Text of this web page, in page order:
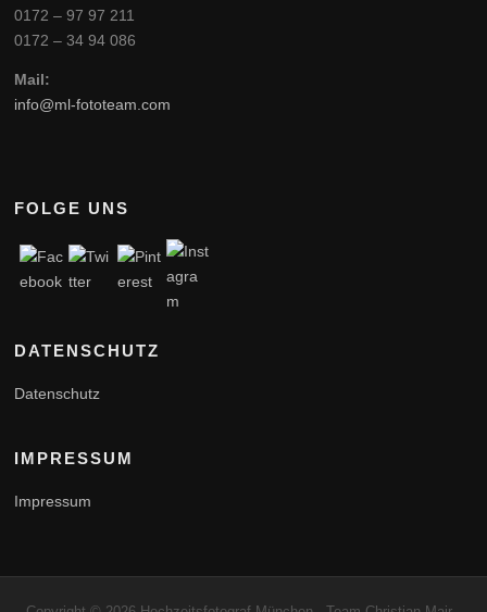
0172 – 97 97 211
0172 – 34 94 086
Mail:
info@ml-fototeam.com
FOLGE UNS
DATENSCHUTZ
Datenschutz
IMPRESSUM
Impressum